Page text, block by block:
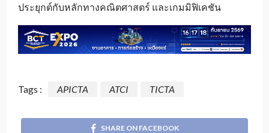
ประยุกต์กับหลักทางคณิตศาสตร์ และเกมมิฟิเคชัน
Tags : APICTA ATCI TICTA
SHARE ON FACEBOOK